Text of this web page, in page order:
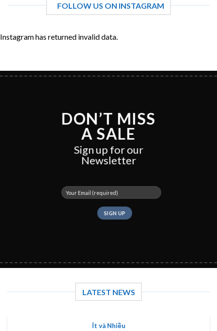
FOLLOW US ON INSTAGRAM
Instagram has returned invalid data.
DON’T MISS
A SALE
Sign up for our
Newsletter
LATEST NEWS
Ít và Nhiều